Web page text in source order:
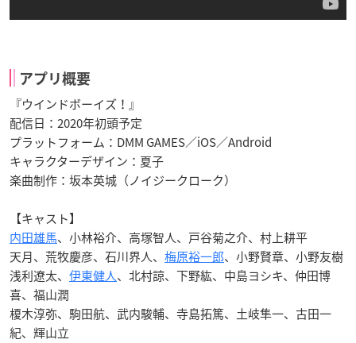
アプリ概要
『ウインドボーイズ！』
配信日：2020年初頭予定
プラットフォーム：DMM GAMES／iOS／Android
キャラクターデザイン：夏子
楽曲制作：坂本英城（ノイジークローク）
【キャスト】
内田雄馬、小林裕介、高塚智人、戸谷菊之介、村上耕平
天月、荒牧慶彦、石川界人、 梅原裕一郎、小野賢章、小野友樹
浅利遼太、 伊東健人、北村諒、下野紘、中島ヨシキ、仲田博
喜、福山潤
榎木淳弥、駒田航、武内駿輔、寺島拓篤、土岐隼一、古田一
紀、輝山立